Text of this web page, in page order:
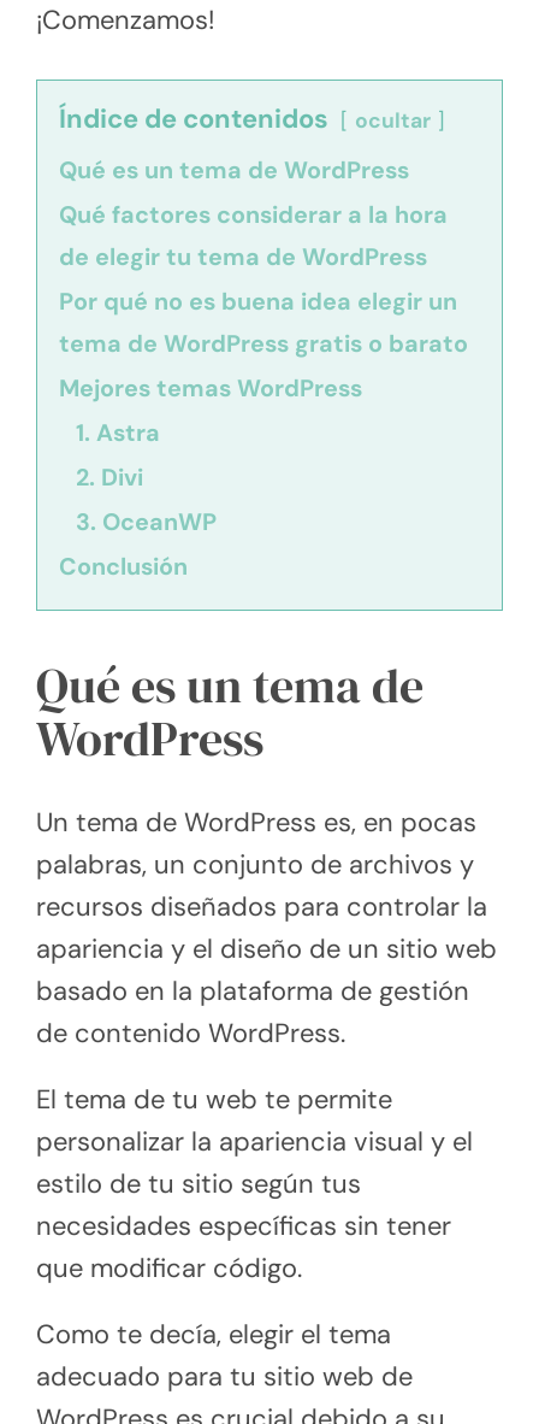
¡Comenzamos!
Índice de contenidos ocultar
Qué es un tema de WordPress
Qué factores considerar a la hora
de elegir tu tema de WordPress
Por qué no es buena idea elegir un
tema de WordPress gratis o barato
Mejores temas WordPress
1. Astra
2. Divi
3. OceanWP
Conclusión
Qué es un tema de
WordPress
Un tema de WordPress es, en pocas
palabras, un conjunto de archivos y
recursos diseñados para controlar la
apariencia y el diseño de un sitio web
basado en la plataforma de gestión
de contenido WordPress.
El tema de tu web te permite
personalizar la apariencia visual y el
estilo de tu sitio según tus
necesidades específicas sin tener
que modificar código.
Como te decía, elegir el tema
adecuado para tu sitio web de